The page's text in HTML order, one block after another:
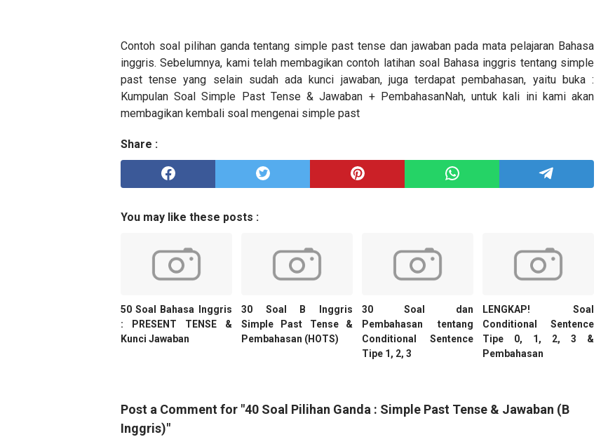
Contoh soal pilihan ganda tentang simple past tense dan jawaban pada mata pelajaran Bahasa
inggris. Sebelumnya, kami telah membagikan contoh latihan soal Bahasa inggris tentang simple
past tense yang selain sudah ada kunci jawaban, juga terdapat pembahasan, yaitu buka :
Kumpulan Soal Simple Past Tense & Jawaban + PembahasanNah, untuk kali ini kami akan
membagikan kembali soal mengenai simple past
Share :
You may like these posts :
50 Soal Bahasa Inggris
: PRESENT TENSE &
Kunci Jawaban
30 Soal B Inggris
Simple Past Tense &
Pembahasan (HOTS)
30 Soal dan
Pembahasan tentang
Conditional Sentence
Tipe 1, 2, 3
LENGKAP! Soal
Conditional Sentence
Tipe 0, 1, 2, 3 &
Pembahasan
Post a Comment for "40 Soal Pilihan Ganda : Simple Past Tense & Jawaban (B
Inggris)"